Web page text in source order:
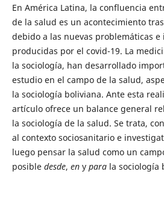
En América Latina, la confluencia
de la salud es un acontecimiento
debido a las nuevas problemáticas
producidas por el covid-19. La
la sociología, han desarrollado
estudio en el campo de la salud,
la sociología boliviana. Ante esta
artículo ofrece un balance general
la sociología de la salud. Se trata,
al contexto sociosanitario e
luego pensar la salud como un
posible desde, eny parala sociología